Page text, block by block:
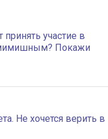
участие в
Покажи
Не хочется верить в